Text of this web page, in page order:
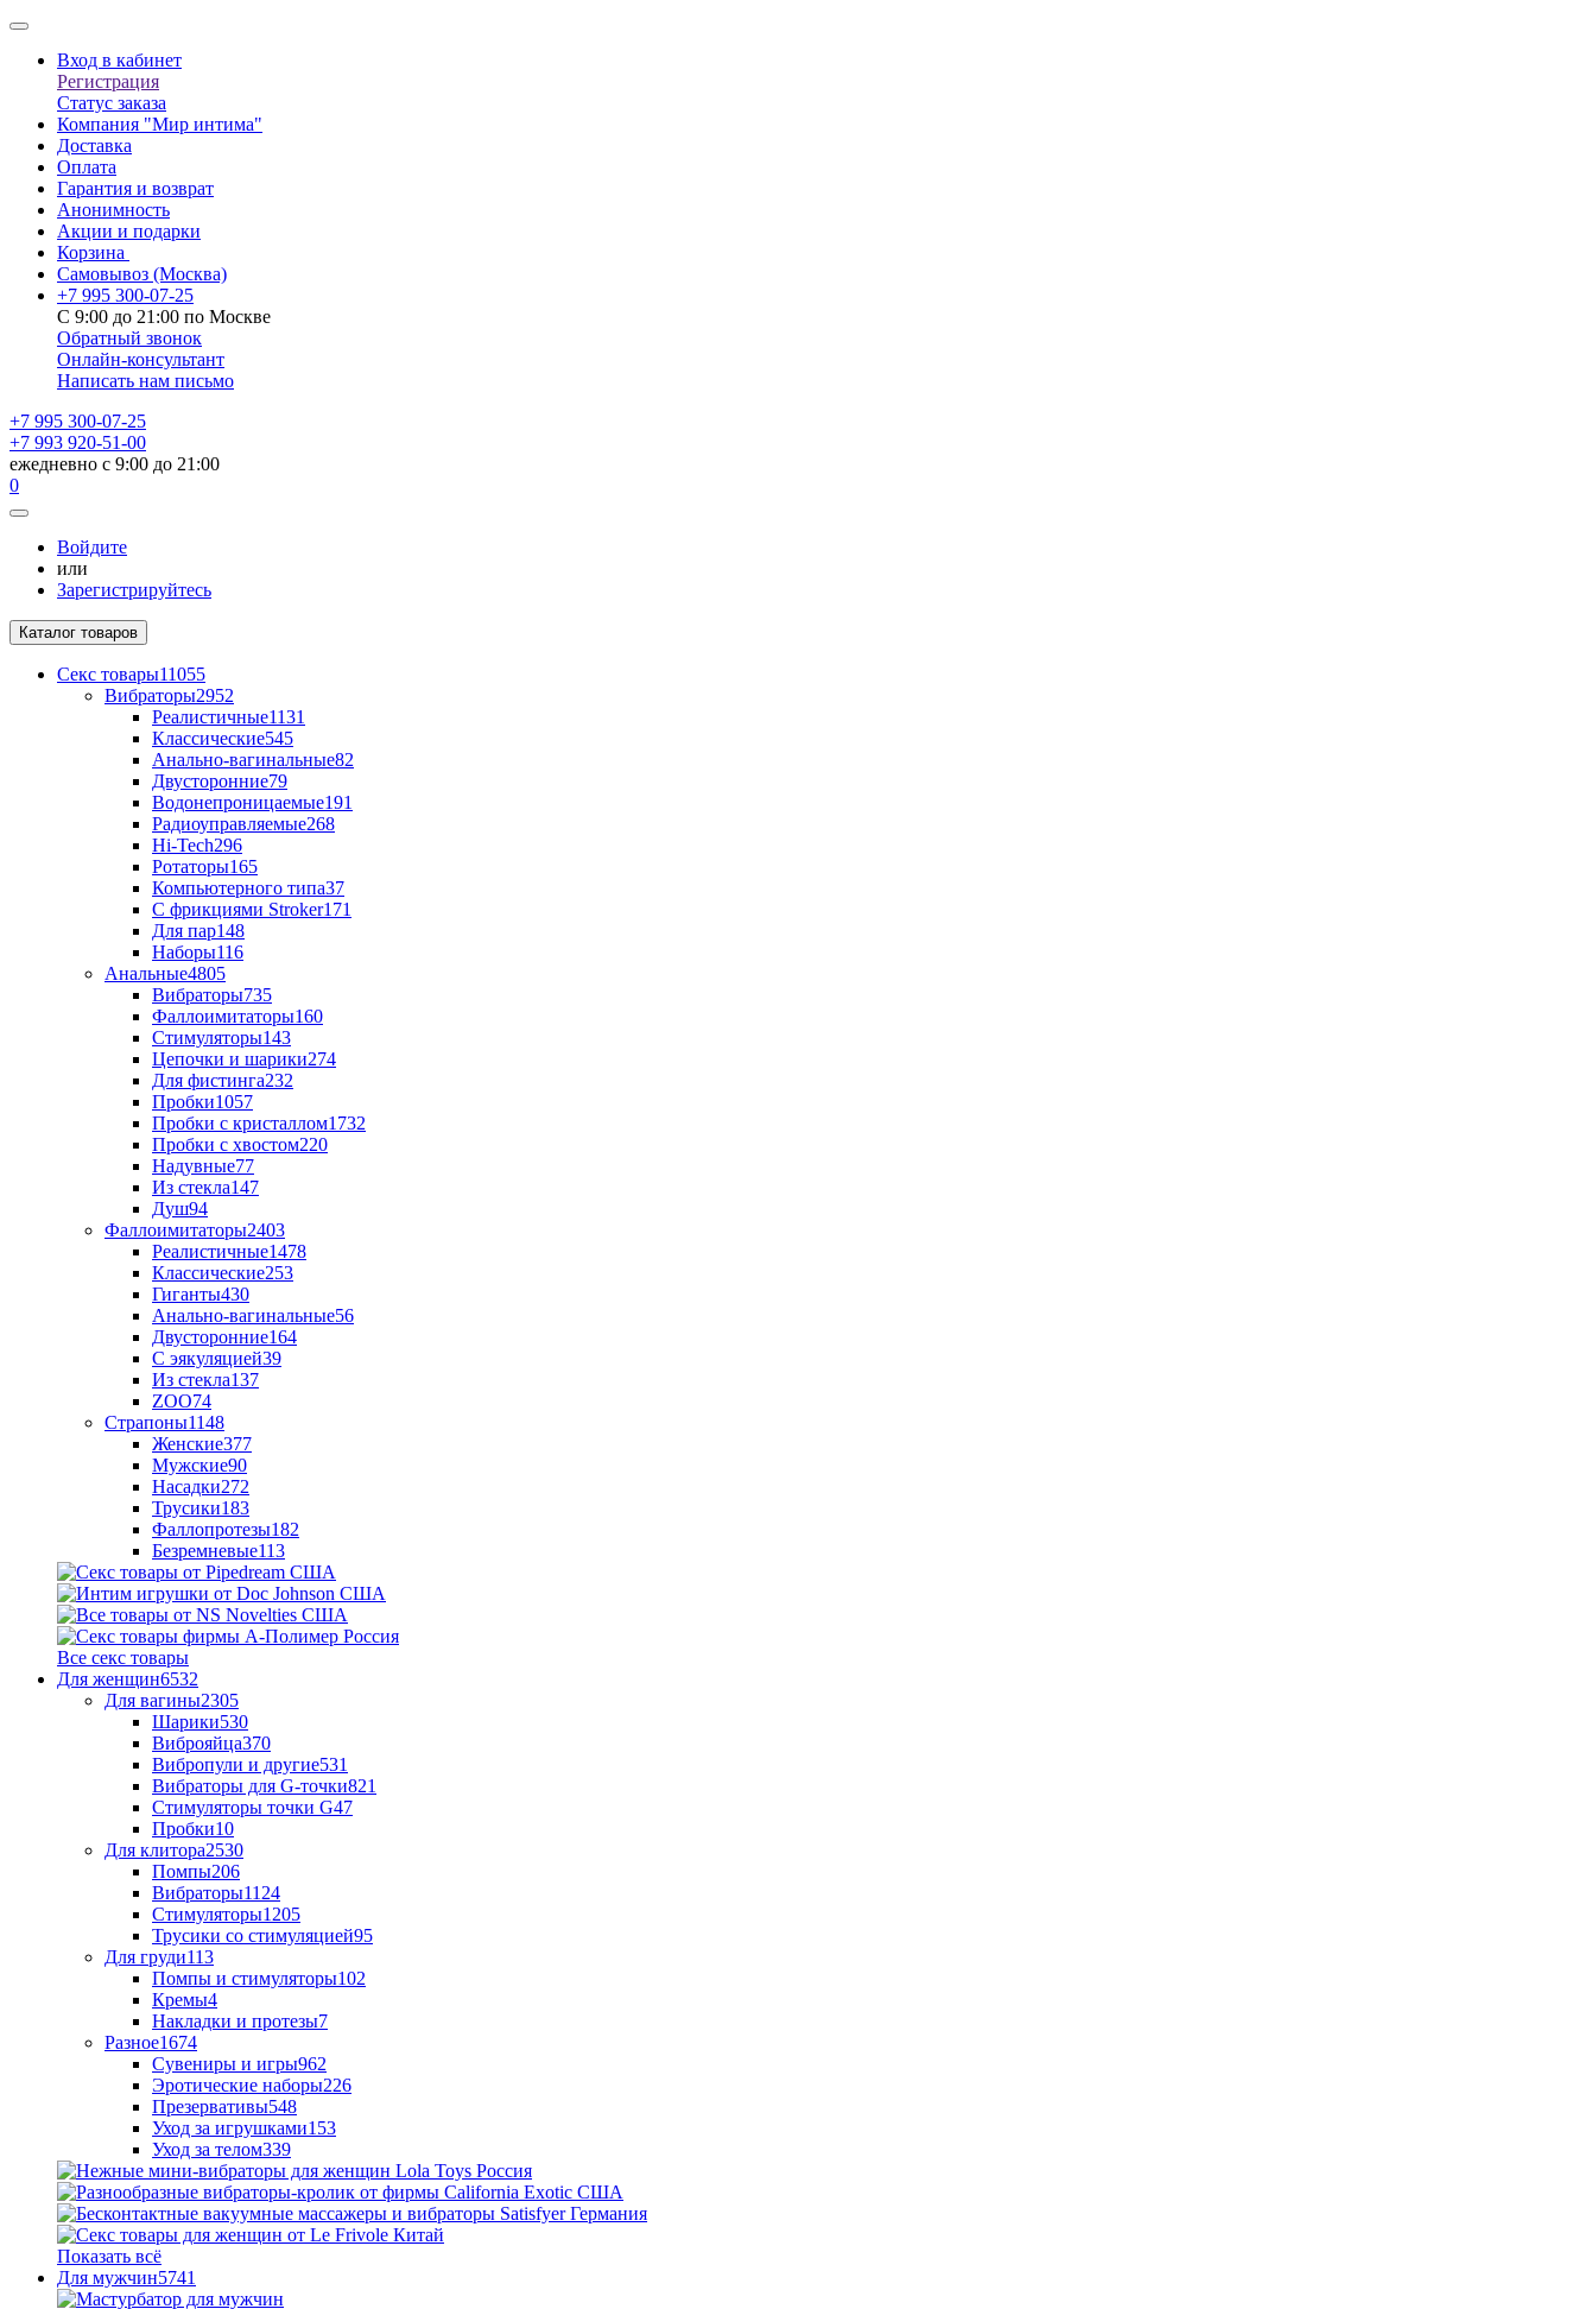
Вход в кабинет
Регистрация
Статус заказа
Компания "Мир интима"
Доставка
Оплата
Гарантия и возврат
Анонимность
Акции и подарки
Корзина
Самовывоз (Москва)
+7 995 300-07-25
С 9:00 до 21:00 по Москве
Обратный звонок
Онлайн-консультант
Написать нам письмо
+7 995 300-07-25
+7 993 920-51-00
ежедневно с 9:00 до 21:00
0
Войдите
или
Зарегистрируйтесь
Каталог товаров
Секс товары11055
Вибраторы2952
Реалистичные1131
Классические545
Анально-вагинальные82
Двусторонние79
Водонепроницаемые191
Радиоуправляемые268
Hi-Tech296
Ротаторы165
Компьютерного типа37
С фрикциями Stroker171
Для пар148
Наборы116
Анальные4805
Вибраторы735
Фаллоимитаторы160
Стимуляторы143
Цепочки и шарики274
Для фистинга232
Пробки1057
Пробки с кристаллом1732
Пробки с хвостом220
Надувные77
Из стекла147
Душ94
Фаллоимитаторы2403
Реалистичные1478
Классические253
Гиганты430
Анально-вагинальные56
Двусторонние164
С эякуляцией39
Из стекла137
ZOO74
Страпоны1148
Женские377
Мужские90
Насадки272
Трусики183
Фаллопротезы182
Безремневые113
Все секс товары
Для женщин6532
Для вагины2305
Шарики530
Виброяйца370
Вибропули и другие531
Вибраторы для G-точки821
Стимуляторы точки G47
Пробки10
Для клитора2530
Помпы206
Вибраторы1124
Стимуляторы1205
Трусики со стимуляцией95
Для груди113
Помпы и стимуляторы102
Кремы4
Накладки и протезы7
Разное1674
Сувениры и игры962
Эротические наборы226
Презервативы548
Уход за игрушками153
Уход за телом339
Показать всё
Для мужчин5741